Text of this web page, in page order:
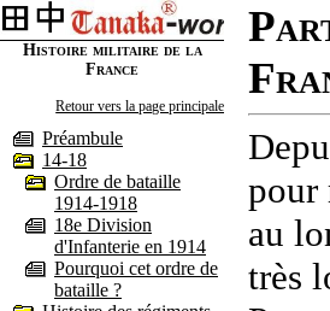
Histoire militaire de la
France
Retour vers la page principale
Préambule
14-18
Ordre de bataille
1914-1918
18e Division
d'Infanterie en 1914
Pourquoi cet ordre de
bataille ?
pour
au
très